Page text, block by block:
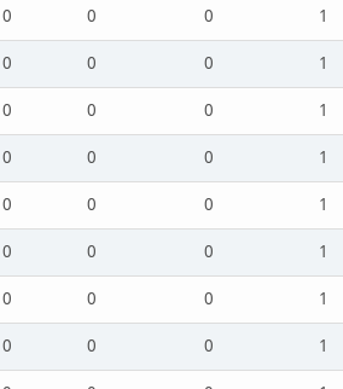
0 0 0
1
0 0 0
1
0 0 0
1
0 0 0
1
0 0 0
1
0 0 0
1
0 0 0
1
0 0 0
1